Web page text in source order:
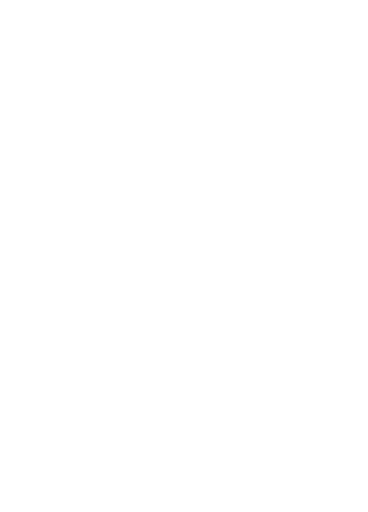
特定商取引にかかわ